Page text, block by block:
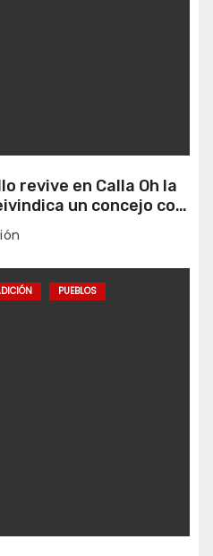
revive en Calla Oh la
un concejo con
PUEBLOS